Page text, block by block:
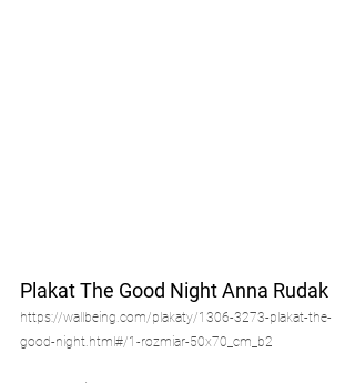
Plakat The Good Night Anna Rudak
https://wallbeing.com/plakaty/1306-3273-plakat-the-
good-night.html#/1-rozmiar-50x70_cm_b2